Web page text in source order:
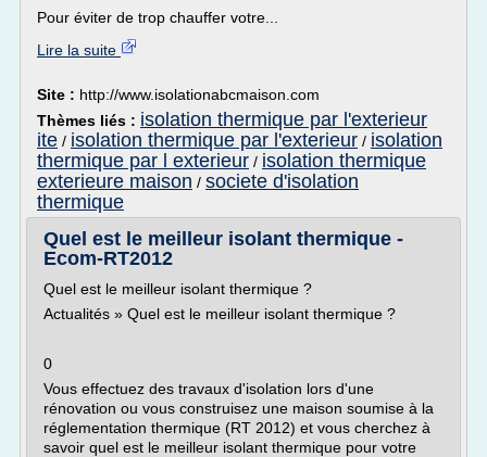
Pour éviter de trop chauffer votre...
Lire la suite
Site : http://www.isolationabcmaison.com
Thèmes liés : isolation thermique par l'exterieur
ite / isolation thermique par l'exterieur / isolation
thermique par l exterieur / isolation thermique
exterieure maison / societe d'isolation
thermique
Quel est le meilleur isolant thermique -
Ecom-RT2012
Quel est le meilleur isolant thermique ?
Actualités » Quel est le meilleur isolant thermique ?
0
Vous effectuez des travaux d'isolation lors d'une
rénovation ou vous construisez une maison soumise à la
réglementation thermique (RT 2012) et vous cherchez à
savoir quel est le meilleur isolant thermique pour votre